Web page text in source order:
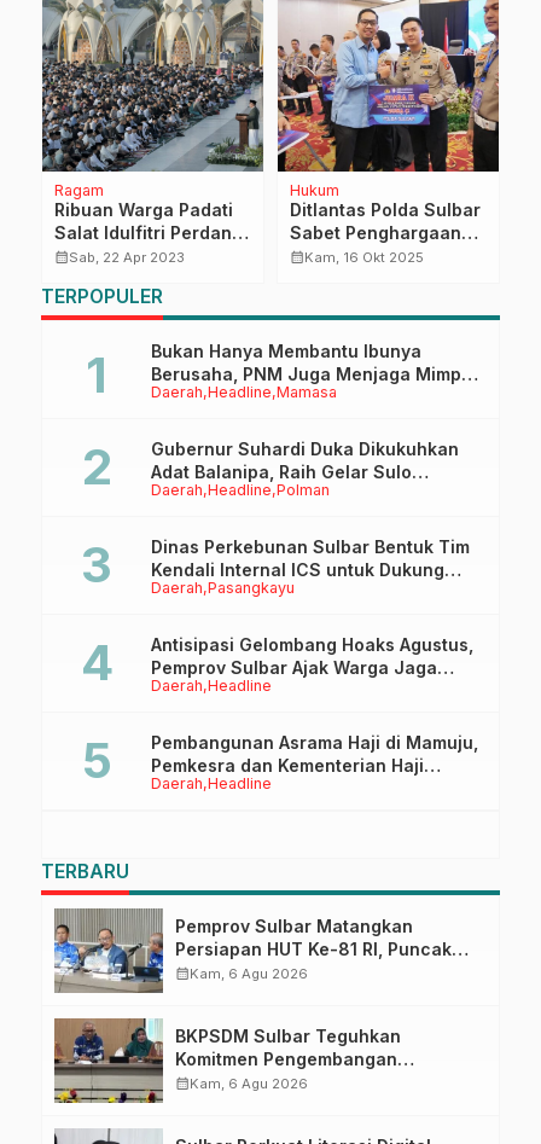
Ragam
Ribuan Warga Padati
Salat Idulfitri Perdana
di Masjid Raya Al
calendar_monthSab, 22 Apr 2023
Hukum
Ditlantas Polda Sulbar
Sabet Penghargaan
Nasional: Juara II
calendar_monthKam, 16 Okt 2025
TERPOPULER
Daerah Headline Mamasa
Bukan Hanya Membantu Ibunya
Berusaha, PNM Juga Menjaga Mimpi
Anaknya Untuk Menggapai Cita-Cita
Daerah Headline Polman
Gubernur Suhardi Duka Dikukuhkan
Adat Balanipa, Raih Gelar Sulo
Tappidena
Daerah Pasangkayu
Dinas Perkebunan Sulbar Bentuk Tim
Kendali Internal ICS untuk Dukung
Sertifikasi ISPO Pekebun di
Daerah Headline
Antisipasi Gelombang Hoaks Agustus,
Pemprov Sulbar Ajak Warga Jaga
Ruang Digital
Daerah Headline
Pembangunan Asrama Haji di Mamuju,
Pemkesra dan Kementerian Haji
Sulbar Tinjau Lokasi
TERBARU
Pemprov Sulbar Matangkan
Persiapan HUT Ke-81 RI, Puncak
Upacara di Lapangan Ahmad
calendar_monthKam, 6 Agu 2026
BKPSDM Sulbar Teguhkan
Komitmen Pengembangan
Kompetensi ASN melalui
calendar_monthKam, 6 Agu 2026